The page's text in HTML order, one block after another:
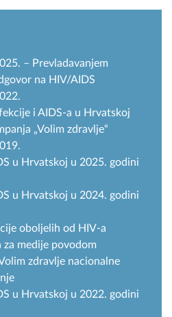
– Prevladavanjem
na HIV/AIDS
i AIDS-a u Hrvatskoj
„Volim zdravlje“
u Hrvatskoj u 2025. godini
u Hrvatskoj u 2024. godini
oboljelih od HIV-a
medije povodom
zdravlje nacionalne
u Hrvatskoj u 2022. godini